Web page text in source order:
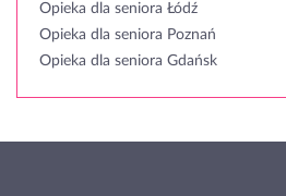
Opieka dla seniora Łódź
Opieka dla seniora Poznań
Opieka dla seniora Gdańsk